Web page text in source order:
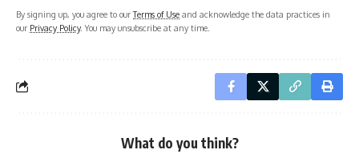
By signing up, you agree to ourTerms of Use and acknowledge the data practices in
our Privacy Policy. You may unsubscribe at any time.
What do you think?